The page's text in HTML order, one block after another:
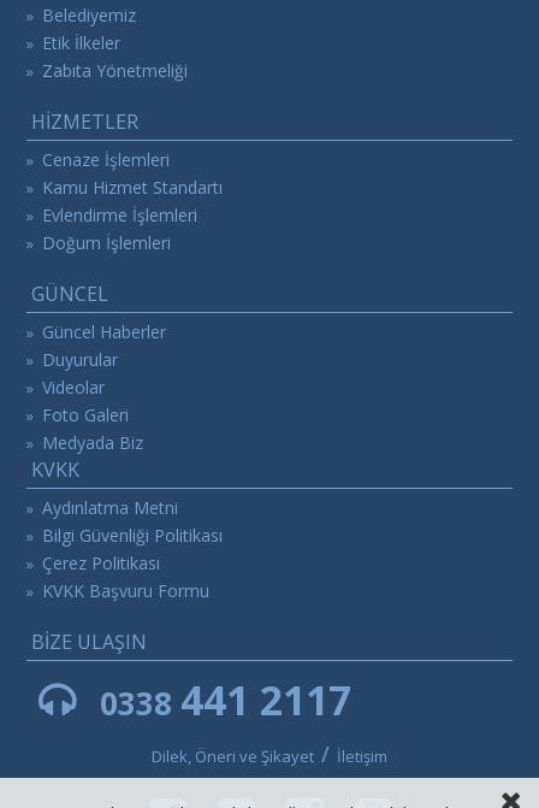
» Belediyemiz
» Etik İlkeler
» Zabıta Yönetmeliği
HİZMETLER
» Cenaze İşlemleri
» Kamu Hizmet Standartı
» Evlendirme İşlemleri
» Doğum İşlemleri
GÜNCEL
» Güncel Haberler
» Duyurular
» Videolar
» Foto Galeri
» Medyada Biz
KVKK
» Aydınlatma Metni
» Bilgi Güvenliği Politikası
» Çerez Politikası
» KVKK Başvuru Formu
BİZE ULAŞIN
0338 441 2117
Dilek, Öneri ve Şikayet / İletişim